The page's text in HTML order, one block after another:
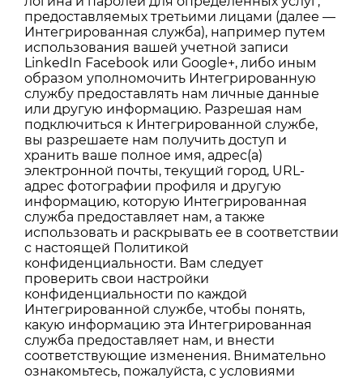
предоставляемых третьими лицами (далее —
Интегрированная служба), например путем
использования вашей учетной записи
LinkedIn Facebook или Google+, либо иным
образом уполномочить Интегрированную
службу предоставлять нам личные данные
или другую информацию. Разрешая нам
подключиться к Интегрированной службе,
вы разрешаете нам получить доступ и
хранить ваше полное имя, адрес(а)
электронной почты, текущий город, URL-
адрес фотографии профиля и другую
информацию, которую Интегрированная
служба предоставляет нам, а также
использовать и раскрывать ее в соответствии
с настоящей Политикой
конфиденциальности. Вам следует
проверить свои настройки
конфиденциальности по каждой
Интегрированной службе, чтобы понять,
какую информацию эта Интегрированная
служба предоставляет нам, и внести
соответствующие изменения. Внимательно
ознакомьтесь, пожалуйста, с условиями